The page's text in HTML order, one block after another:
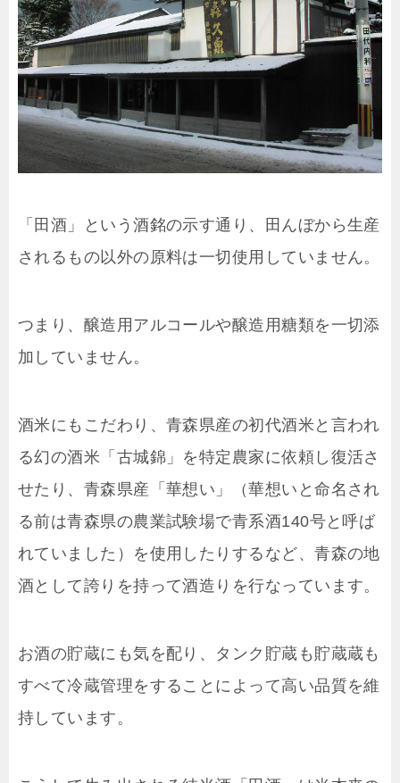
「田酒」という酒銘の示す通り、田んぼから生産
されるもの以外の原料は一切使用していません。
つまり、醸造用アルコールや醸造用糖類を一切添
加していません。
酒米にもこだわり、青森県産の初代酒米と言われ
る幻の酒米「古城錦」を特定農家に依頼し復活さ
せたり、青森県産「華想い」（華想いと命名され
る前は青森県の農業試験場で青系酒140号と呼ば
れていました）を使用したりするなど、青森の地
酒として誇りを持って酒造りを行なっています。
お酒の貯蔵にも気を配り、タンク貯蔵も貯蔵蔵も
すべて冷蔵管理をすることによって高い品質を維
持しています。